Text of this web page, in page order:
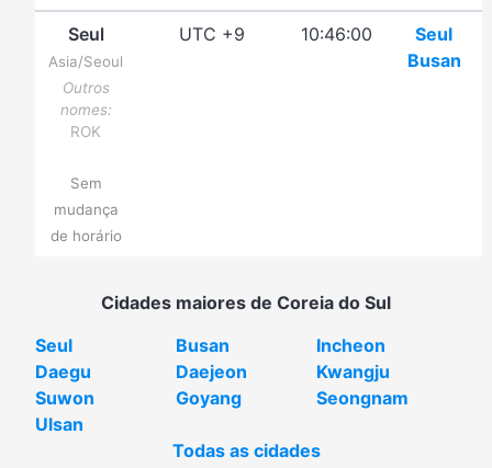
Seul
Asia/Seoul
Outros
nomes:
ROK
Sem
mudança
de horário
UTC +9 10:46:00
Seul
Busan
Cidades maiores de Coreia do Sul
Seul
Busan
Incheon
Daegu
Daejeon
Kwangju
Suwon
Goyang
Seongnam
Ulsan
Todas as cidades